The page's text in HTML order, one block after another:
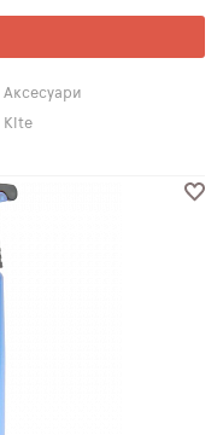
Аксесуари
Kite